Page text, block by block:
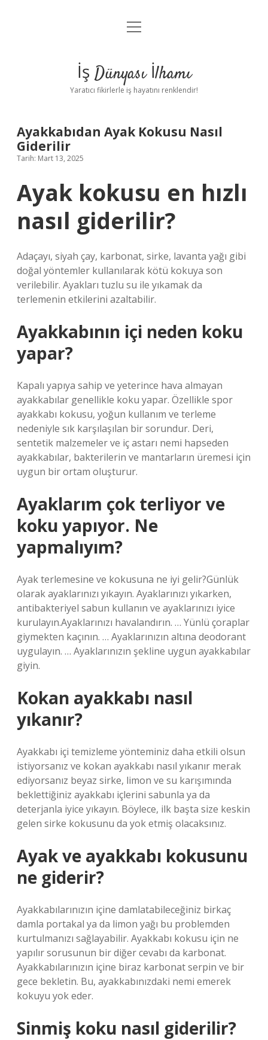
Anasayfa
Yasal Uyarı
menüyü
İş Dünyası İlhamı
Yaratıcı fikirlerle iş hayatını renklendir!
Ayakkabıdan Ayak Kokusu Nasıl
Giderilir
Tarih: Mart 13, 2025
Ayak kokusu en hızlı
nasıl giderilir?
Adaçayı, siyah çay, karbonat, sirke, lavanta yağı gibi
doğal yöntemler kullanılarak kötü kokuya son
verilebilir. Ayakları tuzlu su ile yıkamak da
terlemenin etkilerini azaltabilir.
Ayakkabının içi neden koku
yapar?
Kapalı yapıya sahip ve yeterince hava almayan
ayakkabılar genellikle koku yapar. Özellikle spor
ayakkabı kokusu, yoğun kullanım ve terleme
nedeniyle sık karşılaşılan bir sorundur. Deri,
sentetik malzemeler ve iç astarı nemi hapseden
ayakkabılar, bakterilerin ve mantarların üremesi için
uygun bir ortam oluşturur.
Ayaklarım çok terliyor ve
koku yapıyor. Ne
yapmalıyım?
Ayak terlemesine ve kokusuna ne iyi gelir?Günlük
olarak ayaklarınızı yıkayın. Ayaklarınızı yıkarken,
antibakteriyel sabun kullanın ve ayaklarınızı iyice
kurulayın.Ayaklarınızı havalandırın. … Yünlü çoraplar
giymekten kaçının. … Ayaklarınızın altına deodorant
uygulayın. … Ayaklarınızın şekline uygun ayakkabılar
giyin.
Kokan ayakkabı nasıl
yıkanır?
Ayakkabı içi temizleme yönteminiz daha etkili olsun
istiyorsanız ve kokan ayakkabı nasıl yıkanır merak
ediyorsanız beyaz sirke, limon ve su karışımında
beklettiğiniz ayakkabı içlerini sabunla ya da
deterjanla iyice yıkayın. Böylece, ilk başta size keskin
gelen sirke kokusunu da yok etmiş olacaksınız.
Ayak ve ayakkabı kokusunu
ne giderir?
Ayakkabılarınızın içine damlatabileceğiniz birkaç
damla portakal ya da limon yağı bu problemden
kurtulmanızı sağlayabilir. Ayakkabı kokusu için ne
yapılır sorusunun bir diğer cevabı da karbonat.
Ayakkabılarınızın içine biraz karbonat serpin ve bir
gece bekletin. Bu, ayakkabınızdaki nemi emerek
kokuyu yok eder.
Sinmiş koku nasıl giderilir?